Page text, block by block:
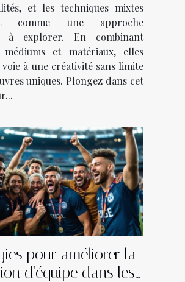
et les techniques mixtes
comme une approche
à explorer. En combinant
et matériaux, elles
à une créativité sans limite
uniques. Plongez dans cet
pour améliorer la
d'équipe dans les